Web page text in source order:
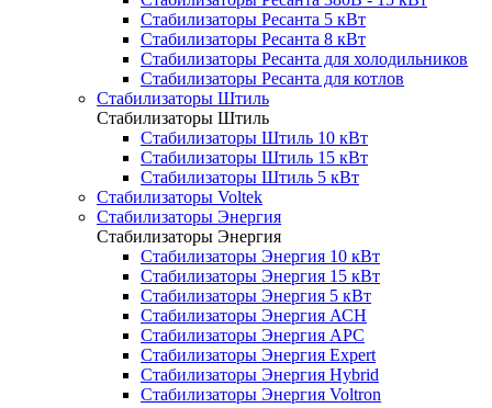
Стабилизаторы Ресанта 5 кВт
Стабилизаторы Ресанта 8 кВт
Стабилизаторы Ресанта для холодильников
Стабилизаторы Ресанта для котлов
Стабилизаторы Штиль
Стабилизаторы Штиль
Стабилизаторы Штиль 10 кВт
Стабилизаторы Штиль 15 кВт
Стабилизаторы Штиль 5 кВт
Стабилизаторы Voltek
Стабилизаторы Энергия
Стабилизаторы Энергия
Стабилизаторы Энергия 10 кВт
Стабилизаторы Энергия 15 кВт
Стабилизаторы Энергия 5 кВт
Стабилизаторы Энергия АСН
Стабилизаторы Энергия АРС
Стабилизаторы Энергия Expert
Стабилизаторы Энергия Hybrid
Стабилизаторы Энергия Voltron